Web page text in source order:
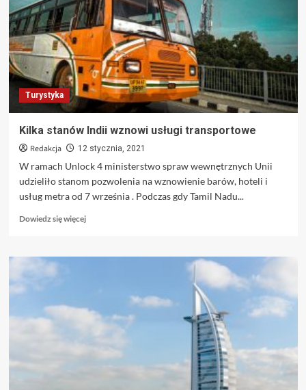
–
Ogrodnika
Ekologicznego
Turystyka
Kilka stanów Indii wznowi usługi transportowe
Redakcja 12 stycznia, 2021
W ramach Unlock 4 ministerstwo spraw wewnętrznych Unii
udzieliło stanom pozwolenia na wznowienie barów, hoteli i
usług metra od 7 września . Podczas gdy Tamil Nadu...
Dowiedz się więcejDowiedz
o
wznowi
usługi